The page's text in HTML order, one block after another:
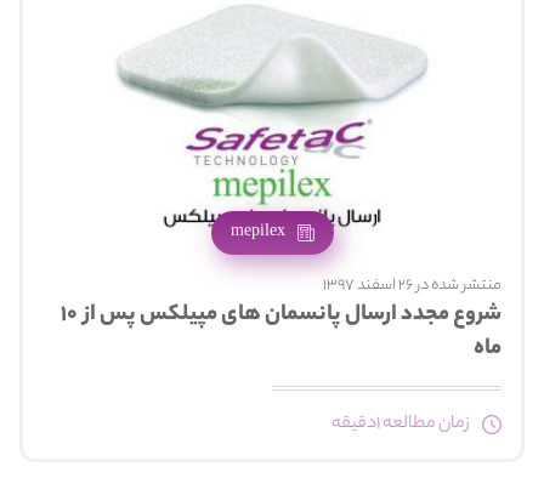
mepilex
منتشر شده در 26 اسفند 1397
شروع مجدد ارسال پانسمان های مپیلکس پس از ۱۰
ماه
زمان مطالعه 1دقیقه